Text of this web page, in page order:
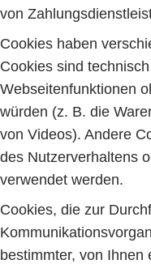
von
Cookies haben
Cookies sind
Webseitenfunktionen
würden (z. B. die
von Videos). Andere
des Nutzerverhaltens
verwendet werden.
Cookies, die zur
bestimmter, von